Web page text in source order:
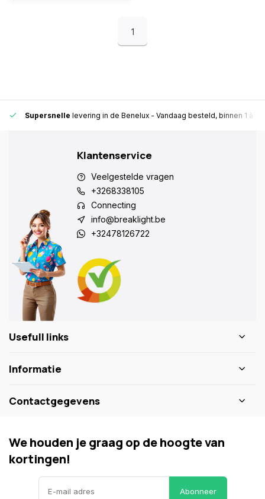
1
Supersnelle levering in de Benelux - Vandaag besteld, binnen 1 à 2
Klantenservice
Veelgestelde vragen
+3268338105
Connecting
info@breaklight.be
+32478126722
Usefull links
Informatie
Contactgegevens
We houden je graag op de hoogte van
kortingen!
Abonneer